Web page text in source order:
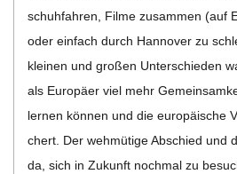
schuh­fah­ren, Filme zusam­men (auf
oder ein­fach durch Han­no­ver zu
klei­nen und gro­ßen Unter­schie­den
als Euro­päer viel mehr
ler­nen kön­nen und die euro­päi­sche
chert. Der weh­mü­tige Abschied und
da, sich in Zukunft noch­mal zu